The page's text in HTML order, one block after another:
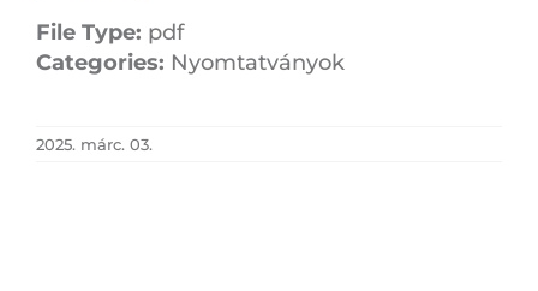
File Type: pdf
Categories: Nyomtatványok
2025. márc. 03.